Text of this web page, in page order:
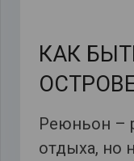
КАК
Реюньон –
отдыха, но